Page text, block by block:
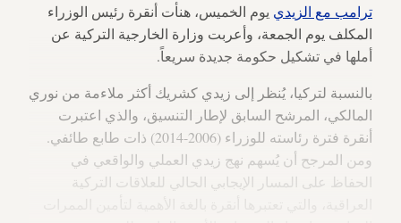
ترامب مع الزيدي يوم الخميس، هنأت أنقرة رئيس الوزراء
المكلف يوم الجمعة، وأعربت وزارة الخارجية التركية عن
أملها في تشكيل حكومة جديدة سريعاً.
بالنسبة لتركيا، يُنظر إلى زيدي كشريك أكثر ملاءمة من نوري
المالكي، المرشح السابق لإطار التنسيق، والذي اعتبرت
أنقرة فترة رئاسته للوزراء (2006-2014) ذات طابع طائفي.
ومن المرجح أن يُسهم نهج زيدي العملي والواقعي في
الحفاظ على المسار الإيجابي الحالي للعلاقات التركية